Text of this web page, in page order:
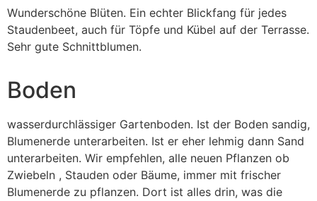
Wunderschöne Blüten. Ein echter Blickfang für jedes
Staudenbeet, auch für Töpfe und Kübel auf der Terrasse.
Sehr gute Schnittblumen.
Boden
wasserdurchlässiger Gartenboden. Ist der Boden sandig,
Blumenerde unterarbeiten. Ist er eher lehmig dann Sand
unterarbeiten. Wir empfehlen, alle neuen Pflanzen ob
Zwiebeln , Stauden oder Bäume, immer mit frischer
Blumenerde zu pflanzen. Dort ist alles drin, was die